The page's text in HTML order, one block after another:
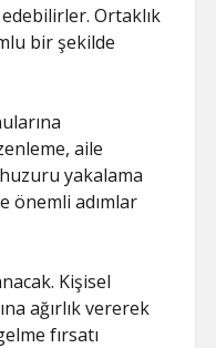
Ortaklık
bir şekilde
aile
yakalama
önemli adımlar
Kişisel
ağırlık vererek
fırsatı